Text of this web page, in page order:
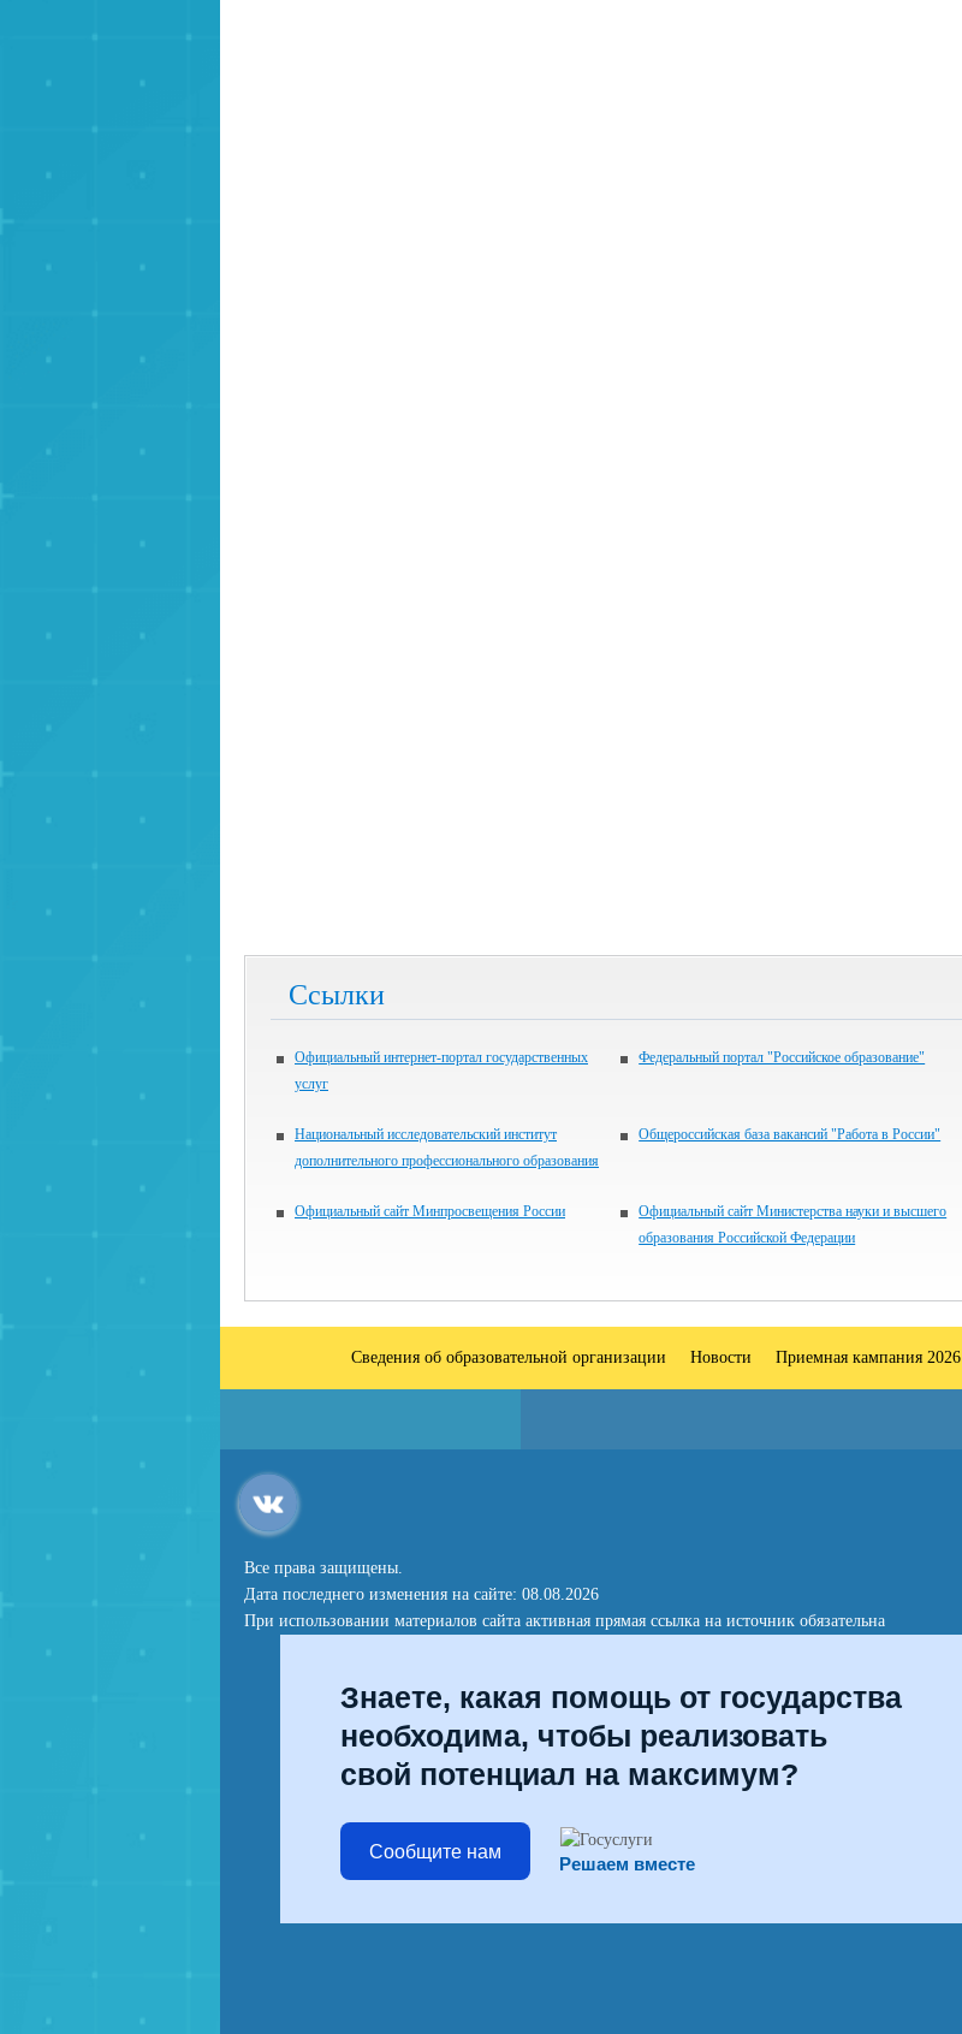
Ссылки
Официальный интернет-портал государственных
услуг
Федеральный портал "Российское образование"
Национальный исследовательский институт
дополнительного профессионального образования
Общероссийская база вакансий "Работа в России"
Официальный сайт Минпросвещения России
Официальный сайт Министерства науки и высшего
образования Российской Федерации
Сведения об образовательной организации Новости Приемная кампания 2026
Все права защищены.
Дата последнего изменения на сайте: 08.08.2026
При использовании материалов сайта активная прямая ссылка на источник обязательна
Знаете, какая помощь от государства
необходима, чтобы реализовать
свой потенциал на максимум?
Сообщите нам
Решаем вместе